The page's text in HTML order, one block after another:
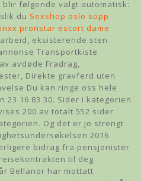
blir følgende valgt automatisk:
du Sexshop oslo sopp
pronstar escort dame
eksisterende sten
Transportkiste
avdøde Fradrag,
Direkte gravferd uten
Du kan ringe oss hele
16 83 30. Sider i kategorien
200 av totalt 552 sider
Og det er jo strengt
2016
bidrag fra pensjonister
til deg
Bellanor har mottatt